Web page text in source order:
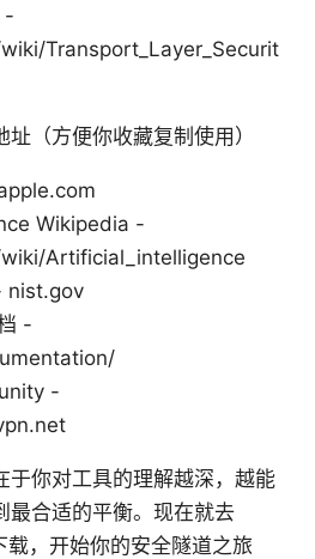
-
Transport_Layer_Securit
（方便你收藏复制使用）
Wikipedia -
Artificial_intelligence
nist.gov
-
-
于你对工具的理解越深，越能
最合适的平衡。现在就去
，开始你的安全隧道之旅